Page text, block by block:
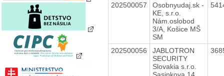
202500057
Osobnyudaj.sk -
KE, s.r.o.
Nám.oslobod
3/A, Košice MŠ
SM
202500056
JABLOTRON
SECURITY
Slovakia s.r.o.